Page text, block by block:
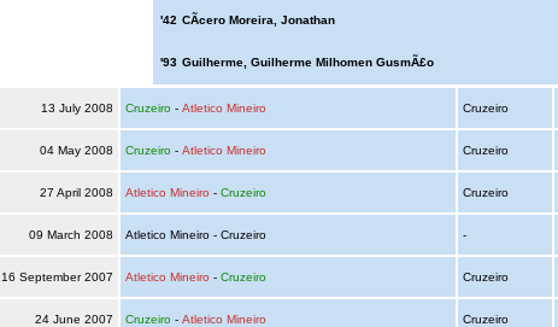
'42 CÃ­cero Moreira, Jonathan
'93 Guilherme, Guilherme Milhomen GusmÃ£o
13 July 2008 Cruzeiro- Atletico Mineiro Cruzeiro
04 May 2008 Cruzeiro- Atletico Mineiro Cruzeiro
27 April 2008 Atletico Mineiro - Cruzeiro Cruzeiro
09 March 2008 Atletico Mineiro - Cruzeiro -
16 September 2007 Atletico Mineiro - Cruzeiro Cruzeiro
24 June 2007 Cruzeiro- Atletico Mineiro Cruzeiro